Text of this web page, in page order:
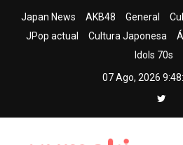
Japan News AKB48 General
JPop actual
Cultura Japonesa
Idols 70s
07 Ago, 2026